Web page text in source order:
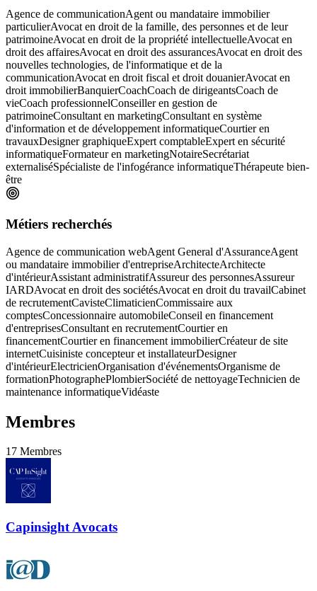
Agence de communicationAgent ou mandataire immobilier
particulierAvocat en droit de la famille, des personnes et de leur
patrimoineAvocat en droit de la propriété intellectuelleAvocat en
droit des affairesAvocat en droit des assurancesAvocat en droit des
nouvelles technologies, de l'informatique et de la
communicationAvocat en droit fiscal et droit douanierAvocat en
droit immobilierBanquierCoachCoach de dirigeantsCoach de
vieCoach professionnelConseiller en gestion de
patrimoineConsultant en marketingConsultant en système
d'information et de développement informatiqueCourtier en
travauxDesigner graphiqueExpert comptableExpert en sécurité
informatiqueFormateur en marketingNotaireSecrétariat
externaliséSpécialiste de l'infogérance informatiqueThérapeute bien-
être
Métiers recherchés
Agence de communication webAgent General d'AssuranceAgent
ou mandataire immobilier d'entrepriseArchitecteArchitecte
d'intérieurAssistant administratifAssureur des personnesAssureur
IARDAvocat en droit des sociétésAvocat en droit du travailCabinet
de recrutementCavisteClimaticienCommissaire aux
comptesConcessionnaire automobileConseil en financement
d'entreprisesConsultant en recrutementCourtier en
financementCourtier en financement immobilierCréateur de site
internetCuisiniste concepteur et installateurDesigner
d'intérieurElectricienOrganisation d'événementsOrganisme de
formationPhotographePlombierSociété de nettoyageTechnicien de
maintenance informatiqueVidéaste
Membres
17 Membres
Capinsight Avocats